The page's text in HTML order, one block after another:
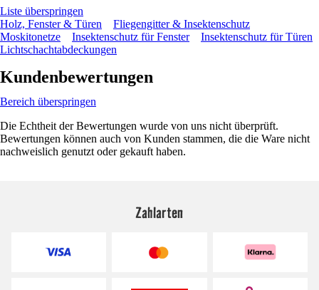
Liste überspringen
Holz, Fenster & Türen
Fliegengitter & Insektenschutz
Moskitonetze
Insektenschutz für Fenster
Insektenschutz für Türen
Lichtschachtabdeckungen
Kundenbewertungen
Bereich überspringen
Die Echtheit der Bewertungen wurde von uns nicht überprüft.
Bewertungen können auch von Kunden stammen, die die Ware nicht
nachweislich genutzt oder gekauft haben.
Zahlarten